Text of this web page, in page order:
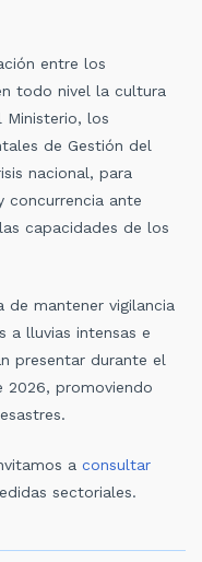
entre los
todo nivel la cultura
los
de Gestión del
nacional, para
concurrencia ante
capacidades de los
de mantener vigilancia
a lluvias intensas e
presentar durante el
2026, promoviendo
aconsultar
sectoriales.